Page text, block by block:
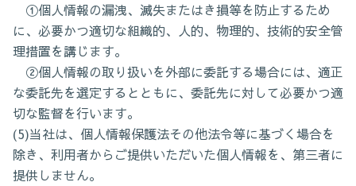
①個人情報の漏洩、滅失またはき損等を防止するため
に、必要かつ適切な組織的、人的、物理的、技術的安全管
理措置を講じます。
②個人情報の取り扱いを外部に委託する場合には、適正
な委託先を選定するとともに、委託先に対して必要かつ適
切な監督を行います。
(5)当社は、個人情報保護法その他法令等に基づく場合を
除き、利用者からご提供いただいた個人情報を、第三者に
提供しません。